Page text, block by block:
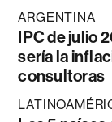
ARGENTINA
IPC de julio
sería la
consultoras